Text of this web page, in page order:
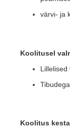
värvi- ja
Koolitusel
Lillelised
Koolitus